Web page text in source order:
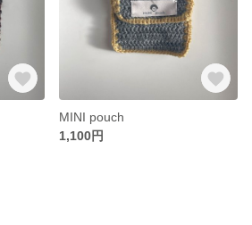
MINI pouch
1,100円